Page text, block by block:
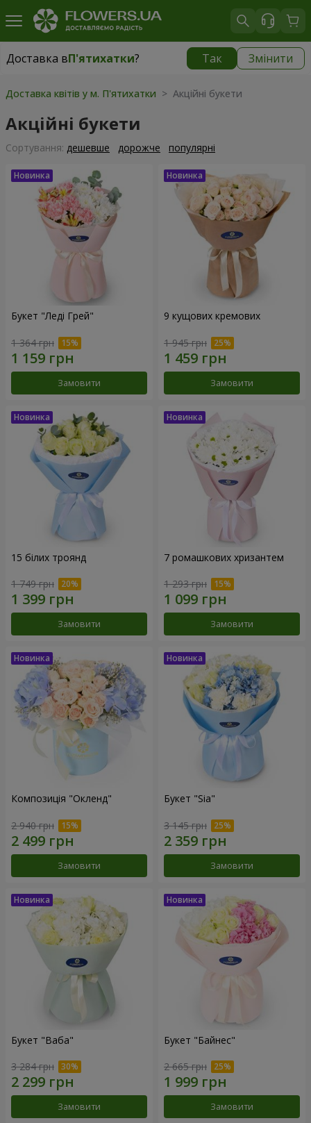
Доставка вП'ятихатки? Так Змінити
Доставка вП'ятихатки|
Доставка квітів у м. П'ятихатки > Акційні букети
Акційні букети
Сортування: дешевше дорожче популярні
Букет "Леді Грей"
1 364 грн
Замовити
9 кущових кремових
1 945 грн
Замовити
15 білих троянд
1 749 грн
Замовити
7 ромашкових хризантем
1 293 грн
Замовити
Композиція "Окленд"
2 940 грн
Замовити
Букет "Sia"
3 145 грн
Замовити
Букет "Ваба"
3 284 грн
Замовити
Букет "Байнес"
2 665 грн
Замовити